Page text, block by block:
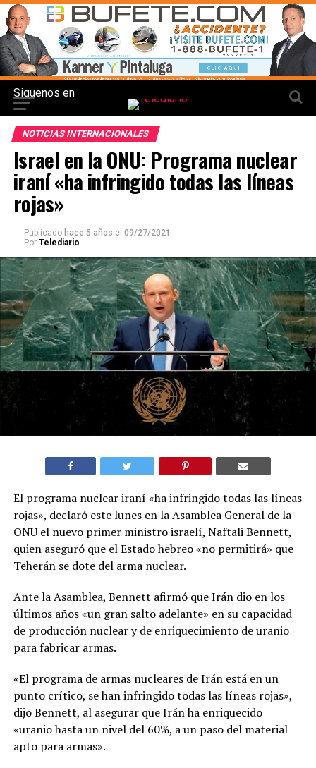
Siguenos en
NOTICIAS INTERNACIONALES
Israel en la ONU: Programa nuclear
iraní «ha infringido todas las líneas
rojas»
Publicado hace 5 años el 09/27/2021
Por Telediario
El programa nuclear iraní «ha infringido todas las líneas
rojas», declaró este lunes en la Asamblea General de la
ONU el nuevo primer ministro israelí, Naftali Bennett,
quien aseguró que el Estado hebreo «no permitirá» que
Teherán se dote del arma nuclear.
Ante la Asamblea, Bennett afirmó que Irán dio en los
últimos años «un gran salto adelante» en su capacidad
de producción nuclear y de enriquecimiento de uranio
para fabricar armas.
«El programa de armas nucleares de Irán está en un
punto crítico, se han infringido todas las líneas rojas»,
dijo Bennett, al asegurar que Irán ha enriquecido
«uranio hasta un nivel del 60%, a un paso del material
apto para armas».